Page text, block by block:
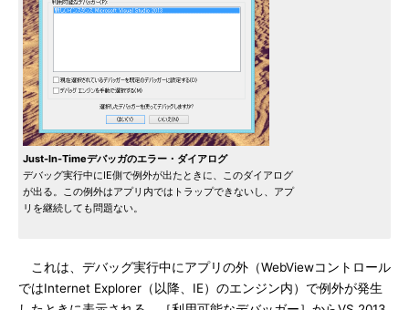
Just-In-Timeデバッガのエラー・ダイアログ
デバッグ実行中にIE側で例外が出たときに、このダイアログ
が出る。この例外はアプリ内ではトラップできないし、アプ
リを継続しても問題ない。
これは、デバッグ実行中にアプリの外（WebViewコントロール
ではInternet Explorer（以降、IE）のエンジン内）で例外が発生